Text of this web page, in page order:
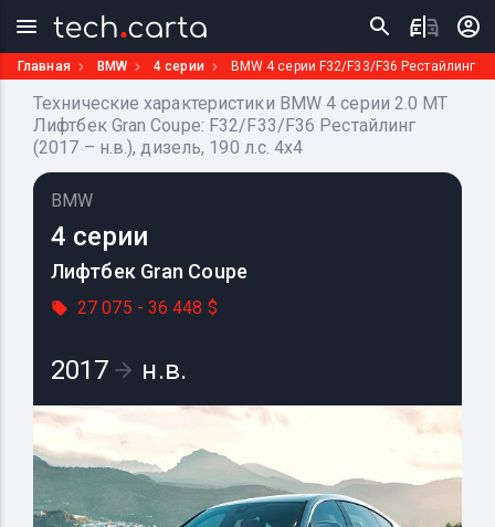
Главная BMW 4 серии BMW 4 серии F32/F33/F36 Рестайлинг
Технические характеристики BMW 4 серии 2.0 MT
Лифтбек Gran Coupe: F32/F33/F36 Рестайлинг
(2017 – н.в.), дизель, 190 л.с. 4x4
BMW
4 серии
Лифтбек Gran Coupe
27 075 - 36 448 $
2017 н.в.